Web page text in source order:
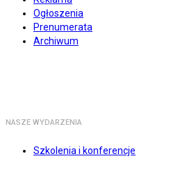
Ogłoszenia
Prenumerata
Archiwum
NASZE WYDARZENIA
Szkolenia i konferencje